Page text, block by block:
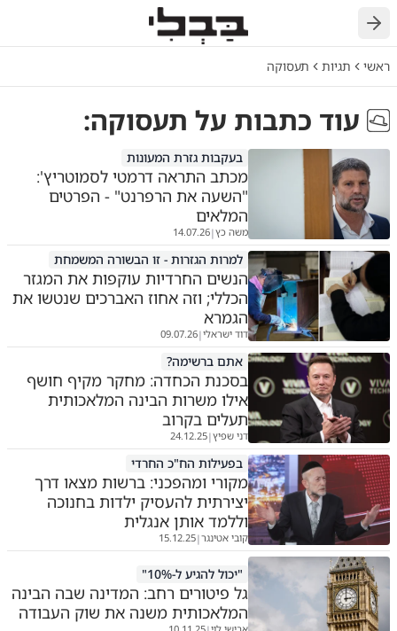
חזרה
ראשי תגיות תעסוקה
עוד כתבות על תעסוקה:
בעקבות גזרת המעונות
מכתב התראה דרמטי לסמוטריץ':
"השעה את הרפרנט" - הפרטים
המלאים
משה כץ|
14.07.26
למרות הגזרות - זו הבשורה המשמחת
הנשים החרדיות עוקפות את המגזר
הכללי; וזה אחוז האברכים שנטשו את
הגמרא
דוד ישראלי|
09.07.26
אתם ברשימה?
בסכנת הכחדה: מחקר מקיף חושף
אילו משרות הבינה המלאכותית
תעלים בקרוב
דני שפיץ|
24.12.25
בפעילות הח"כ החרדי
מקורי ומהפכני: ברשות מצאו דרך
יצירתית להעסיק ילדות בחנוכה
וללמד אותן אנגלית
קובי אטינגר|
15.12.25
"יכול להגיע ל-10%"
גל פיטורים רחב: המדינה שבה הבינה
המלאכותית משנה את שוק העבודה